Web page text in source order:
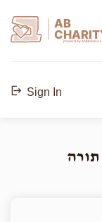
AB
powerd by
Sign In